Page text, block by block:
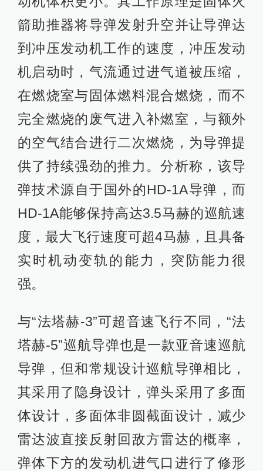
箭助推器将导弹发射升空并让导弹达
到冲压发动机工作的速度，冲压发动
机启动时，气流通过进气道被压缩，
在燃烧室与固体燃料混合燃烧，而不
完全燃烧的废气进入补燃室，与额外
的空气结合进行二次燃烧，为导弹提
供了持续强劲的推力。分析称，该导
弹技术源自于国外的HD-1A导弹，而
HD-1A能够保持高达3.5马赫的巡航速
度，最大飞行速度可超4马赫，且具备
实时机动变轨的能力，突防能力很
强。
与“法塔赫-3”可超音速飞行不同，“法
塔赫-5”巡航导弹也是一款亚音速巡航
导弹，但和常规设计巡航导弹相比，
其采用了隐身设计，弹头采用了多面
体设计，多面体非圆截面设计，减少
雷达波直接反射回敌方雷达的概率，
弹体下方的发动机进气口进行了修形